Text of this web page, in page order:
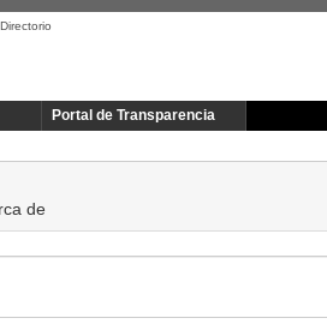
Directorio
Portal de Transparencia
de